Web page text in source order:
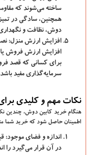
ساخته می‌شوند که
همچنین، سادگی در
دوش، نظافت و
افزایش ارزش منزل:
افزایش ارزش فروش
برای کسانی که قصد
سرمایه‌گذاری مفید
نکات مهم و کلیدی
هنگام خرید کابین دوش، چندین
اطمینان حاصل شود که خرید شما
اندازه و فضای موجود:
در آن قرار می‌گیرد را